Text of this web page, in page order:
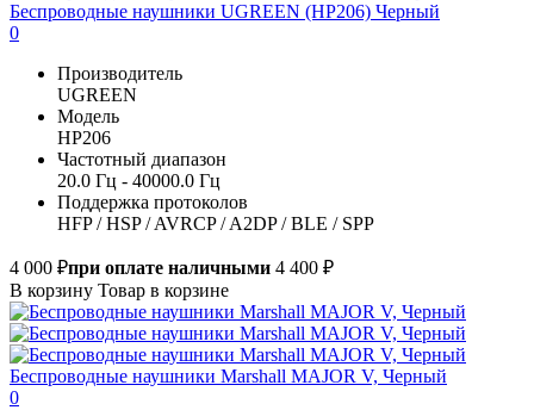
Беспроводные наушники UGREEN (HP206) Черный
0
Производитель
UGREEN
Модель
HP206
Частотный диапазон
20.0 Гц - 40000.0 Гц
Поддержка протоколов
HFP / HSP / AVRCP / A2DP / BLE / SPP
4 000 ₽при оплате наличными 4 400 ₽
В корзину Товар в корзине
Беспроводные наушники Marshall MAJOR V, Черный
0